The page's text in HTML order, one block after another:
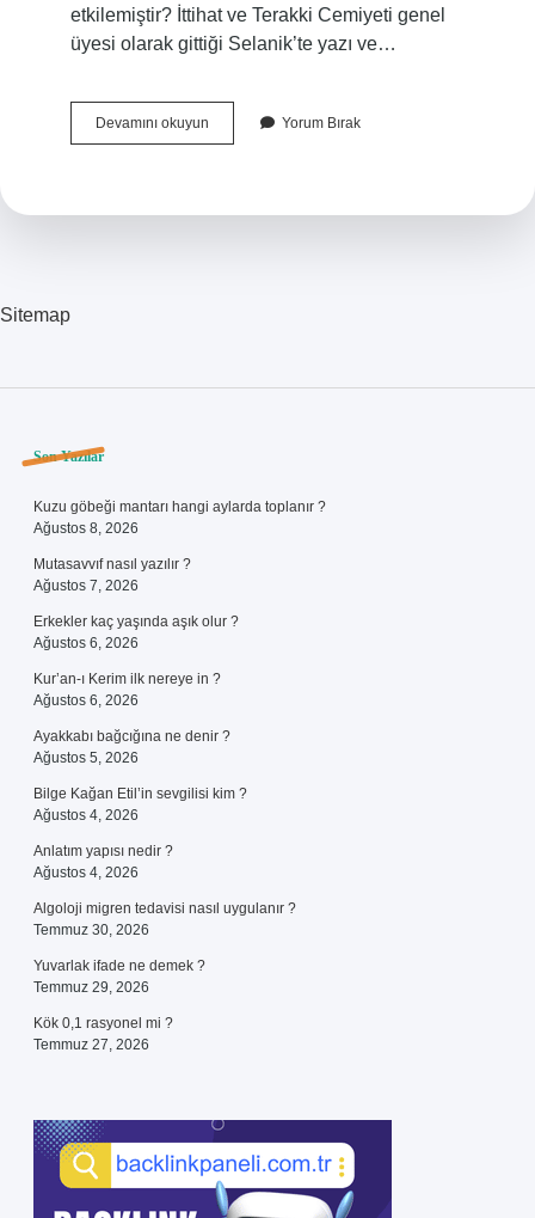
etkilemiştir? İttihat ve Terakki Cemiyeti genel
üyesi olarak gittiği Selanik’te yazı ve…
Devamını okuyunMehmet
Emin
Yorum Bırak
Sitemap
Sidebar
Son Yazılar
Kuzu göbeği mantarı hangi aylarda toplanır ?
Ağustos 8, 2026
Mutasavvıf nasıl yazılır ?
Ağustos 7, 2026
Erkekler kaç yaşında aşık olur ?
Ağustos 6, 2026
Kur’an-ı Kerim ilk nereye in ?
Ağustos 6, 2026
Ayakkabı bağcığına ne denir ?
Ağustos 5, 2026
Bilge Kağan Etil’in sevgilisi kim ?
Ağustos 4, 2026
Anlatım yapısı nedir ?
Ağustos 4, 2026
Algoloji migren tedavisi nasıl uygulanır ?
Temmuz 30, 2026
Yuvarlak ifade ne demek ?
Temmuz 29, 2026
Kök 0,1 rasyonel mi ?
Temmuz 27, 2026